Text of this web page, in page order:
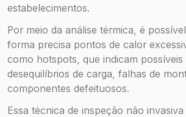
estabelecimentos.
Por meio da análise térmica, é
forma precisa pontos de calor
como hotspots, que indicam
desequilíbrios de carga, falhas de
componentes defeituosos.
Essa técnica de inspeção não